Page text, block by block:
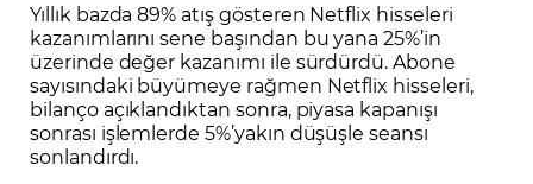
Yıllık bazda 89% atış gösteren Netflix hisseleri
kazanımlarını sene başından bu yana 25%’in
üzerinde değer kazanımı ile sürdürdü. Abone
sayısındaki büyümeye rağmen Netflix hisseleri,
bilanço açıklandıktan sonra, piyasa kapanışı
sonrası işlemlerde 5%’yakın düşüşle seansı
sonlandırdı.